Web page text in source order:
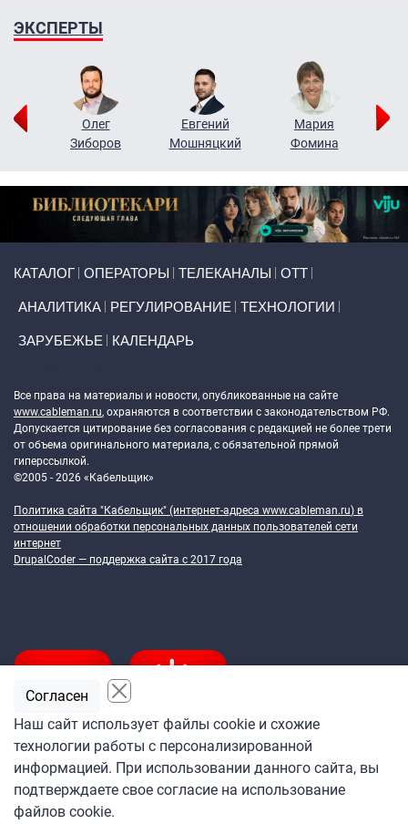
ЭКСПЕРТЫ
Олег
Зиборов
Евгений
Мошняцкий
Мария
Фомина
КАТАЛОГ ОПЕРАТОРЫ ТЕЛЕКАНАЛЫ ОТТ
АНАЛИТИКА РЕГУЛИРОВАНИЕ ТЕХНОЛОГИИ
ЗАРУБЕЖЬЕ КАЛЕНДАРЬ
Все права на материалы и новости, опубликованные на сайте
www.cableman.ru, охраняются в соответствии с законодательством РФ.
Допускается цитирование без согласования с редакцией не более трети
от объема оригинального материала, с обязательной прямой
гиперссылкой.
©2005 - 2026 «Кабельщик»
Политика сайта "Кабельщик" (интернет-адреса www.cableman.ru) в
отношении обработки персональных данных пользователей сети
интернет
DrupalCoder — поддержка сайта c 2017 года
Подпишитесь
на ежедневную рассылку
«Кабельщика»
Наш сайт использует файлы cookie и схожие
технологии работы с персонализированной
информацией. При использовании данного сайта, вы
подтверждаете свое согласие на использование
файлов cookie.
Согласен